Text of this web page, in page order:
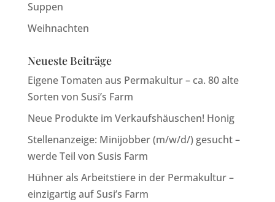
Suppen
Weihnachten
Neueste Beiträge
Eigene Tomaten aus Permakultur – ca. 80 alte
Sorten von Susi’s Farm
Neue Produkte im Verkaufshäuschen! Honig
Stellenanzeige: Minijobber (m/w/d/) gesucht –
werde Teil von Susis Farm
Hühner als Arbeitstiere in der Permakultur –
einzigartig auf Susi’s Farm